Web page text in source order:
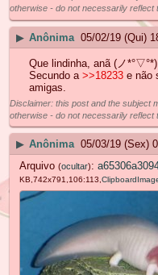
otherwise - do not necessarily reflect
▶ Anônima 05/02/19 (Qui)
Que lindinha, anã (ノ*°▽°*).
Secundo a >>18233 e não
amigas.
Disclaimer: this post and the subject
otherwise - do not necessarily reflect
▶ Anônima 05/03/19 (Sex)
Arquivo (ocultar):
KB,742x791,106:113,